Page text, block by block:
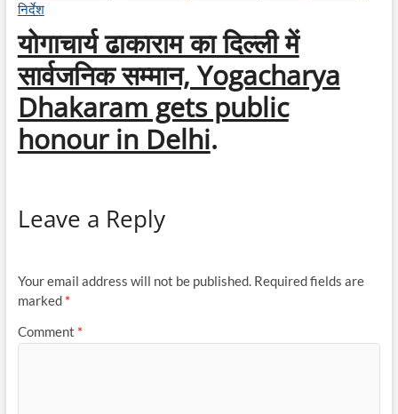
निर्देश
योगाचार्य ढाकाराम का दिल्ली में
सार्वजनिक सम्मान, Yogacharya
Dhakaram gets public
honour in Delhi.
Leave a Reply
Your email address will not be published. Required fields are
marked *
Comment *